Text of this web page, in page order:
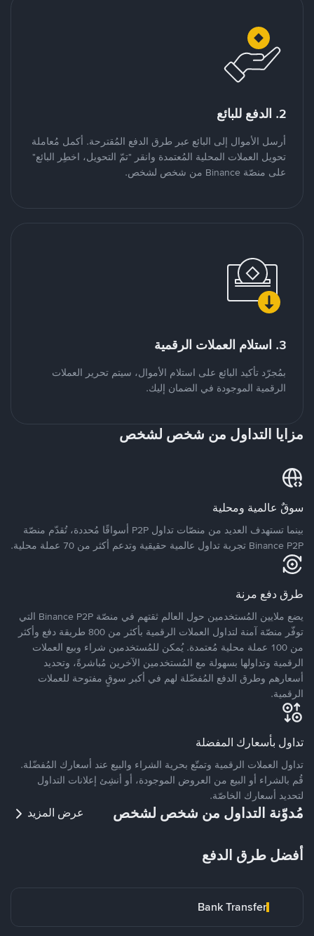
2. الدفع للبائع
أرسل الأموال إلى البائع عبر طرق الدفع المُقترحة. أكمل مُعاملة
تحويل العملات المحلية المُعتمدة وانقر "تمّ التحويل، اخطِر البائع"
على منصّة Binance من شخص لشخص.
3. استلام العملات الرقمية
بمُجرّد تأكيد البائع على استلام الأموال، سيتم تحرير العملات
الرقمية الموجودة في الضمان إليك.
مزايا التداول من شخص لشخص
سوقٌ عالمية ومحلية
بينما تستهدف العديد من منصّات تداول P2P أسواقًا مُحددة، تُقدّم منصّة
Binance P2P تجربة تداول عالمية حقيقية وتدعم أكثر من 70 عملة محلية.
طرق دفع مرنة
يضع ملايين المُستخدمين حول العالم ثقتهم في منصّة Binance P2P التي
توفّر منصّة آمنة لتداول العملات الرقمية بأكثر من 800 طريقة دفع وأكثر
من 100 عملة محلية مُعتمدة. يُمكن للمُستخدمين شراء وبيع العملات
الرقمية وتداولها بسهولة مع المُستخدمين الآخرين مُباشرةً، وتحديد
أسعارهم وطرق الدفع المُفضّلة لهم في أكبر سوقٍ مفتوحة للعملات
الرقمية.
تداول بأسعارك المفضلة
تداول العملات الرقمية وتمتّع بحرية الشراء والبيع عند أسعارك المُفضّلة.
قُم بالشراء أو البيع من العروض الموجودة، أو أنشِئ إعلانات التداول
لتحديد أسعارك الخاصّة.
مُدوّنة التداول من شخص لشخص عرض المزيد
أفضل طرق الدفع
Bank Transfer